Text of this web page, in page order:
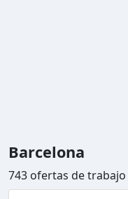
Barcelona
743 ofertas de trabajo